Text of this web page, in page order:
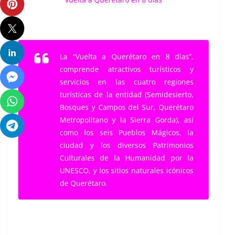
La “Vuelta a Querétaro en 8 días”,
comprende atractivos turísticos y
servicios en las cuatro regiones
turísticas de la entidad (Semidesierto,
Bosques y Campos del Sur, Querétaro
Metropolitano y la Sierra Gorda), así
como los seis Pueblos Mágicos, la
ciudad y los diversos Patrimonios
Culturales de la Humanidad por la
UNESCO, y los sitios naturales icónicos
de Querétaro.